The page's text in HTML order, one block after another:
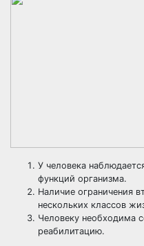
У человека
функций организма.
Наличие ограничения
нескольких классов
Человеку необходима
реабилитацию.